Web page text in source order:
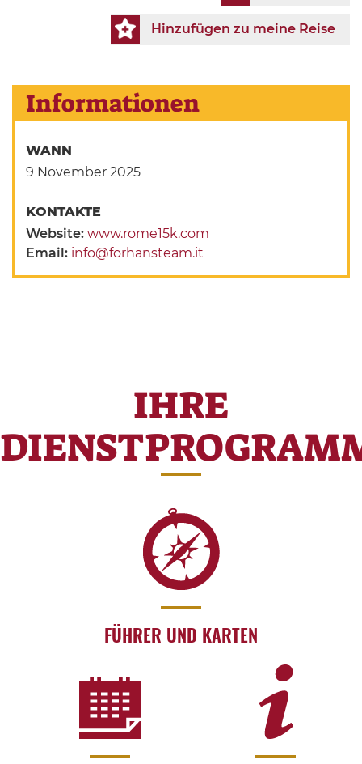
Hinzufügen zu meine Reise
Informationen
WANN
9 November 2025
KONTAKTE
Website:www.rome15k.com
Email: info@forhansteam.it
IHRE
FÜHRER UND KARTEN